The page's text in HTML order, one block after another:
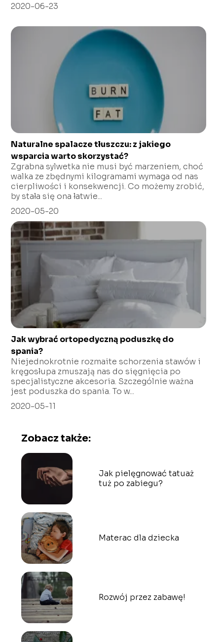
2020-06-23
Naturalne spalacze tłuszczu: z jakiego
wsparcia warto skorzystać?
Zgrabna sylwetka nie musi być marzeniem, choć
walka ze zbędnymi kilogramami wymaga od nas
cierpliwości i konsekwencji. Co możemy zrobić,
by stała się ona łatwie...
2020-05-20
Jak wybrać ortopedyczną poduszkę do
spania?
Niejednokrotnie rozmaite schorzenia stawów i
kręgosłupa zmuszają nas do sięgnięcia po
specjalistyczne akcesoria. Szczególnie ważna
jest poduszka do spania. To w...
2020-05-11
Zobacz także:
Jak pielęgnować tatuaż
tuż po zabiegu?
Materac dla dziecka
Rozwój przez zabawę!